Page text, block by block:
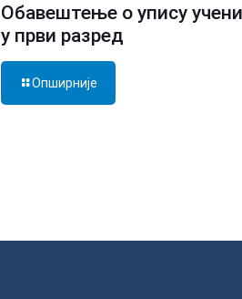
Обавештење о упису
у први разред
Опширније